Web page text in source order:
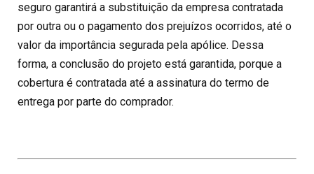
seguro garantirá a substituição da empresa contratada
por outra ou o pagamento dos prejuízos ocorridos, até o
valor da importância segurada pela apólice. Dessa
forma, a conclusão do projeto está garantida, porque a
cobertura é contratada até a assinatura do termo de
entrega por parte do comprador.